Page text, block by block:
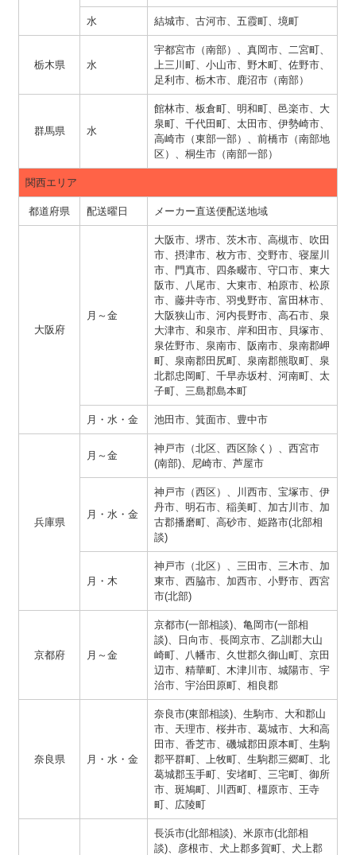
水 結城市、古河市、五霞町、境町
栃木県 水
宇都宮市（南部）、真岡市、二宮町、
上三川町、小山市、野木町、佐野市、
足利市、栃木市、鹿沼市（南部）
群馬県 水
館林市、板倉町、明和町、邑楽市、大
泉町、千代田町、太田市、伊勢崎市、
高崎市（東部一部）、前橋市（南部地
区）、桐生市（南部一部）
関西エリア
都道府県 配送曜日 メーカー直送便配送地域
大阪府
月～金
大阪市、堺市、茨木市、高槻市、吹田
市、摂津市、枚方市、交野市、寝屋川
市、門真市、四条畷市、守口市、東大
阪市、八尾市、大東市、柏原市、松原
市、藤井寺市、羽曵野市、富田林市、
大阪狭山市、河内長野市、高石市、泉
大津市、和泉市、岸和田市、貝塚市、
泉佐野市、泉南市、阪南市、泉南郡岬
町、泉南郡田尻町、泉南郡熊取町、泉
北郡忠岡町、千早赤坂村、河南町、太
子町、三島郡島本町
月・水・金 池田市、箕面市、豊中市
兵庫県
月～金
神戸市（北区、西区除く）、西宮市
(南部)、尼崎市、芦屋市
月・水・金
神戸市（西区）、川西市、宝塚市、伊
丹市、明石市、稲美町、加古川市、加
古郡播磨町、高砂市、姫路市(北部相
談)
月・木
神戸市（北区）、三田市、三木市、加
東市、西脇市、加西市、小野市、西宮
市(北部)
京都府 月～金
京都市(一部相談)、亀岡市(一部相
談)、日向市、長岡京市、乙訓郡大山
崎町、八幡市、久世郡久御山町、京田
辺市、精華町、木津川市、城陽市、宇
治市、宇治田原町、相良郡
奈良県 月・水・金
奈良市(東部相談)、生駒市、大和郡山
市、天理市、桜井市、葛城市、大和高
田市、香芝市、磯城郡田原本町、生駒
郡平群町、上牧町、生駒郡三郷町、北
葛城郡玉手町、安堵町、三宅町、御所
市、斑鳩町、川西町、橿原市、王寺
町、広陵町
長浜市(北部相談)、米原市(北部相
談)、彦根市、犬上郡多賀町、犬上郡